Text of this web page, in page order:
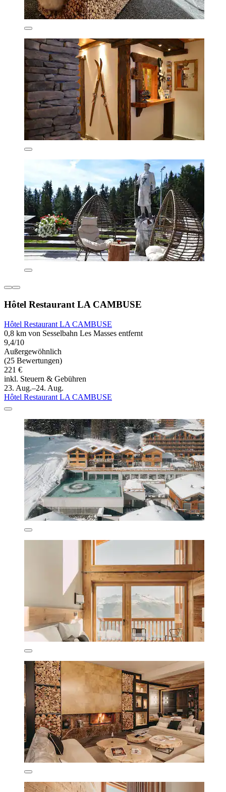
Hôtel Restaurant LA CAMBUSE
Hôtel Restaurant LA CAMBUSE
0,8 km von Sesselbahn Les Masses entfernt
9,4/10
Außergewöhnlich
(25 Bewertungen)
221 €
inkl. Steuern & Gebühren
23. Aug.–24. Aug.
Hôtel Restaurant LA CAMBUSE